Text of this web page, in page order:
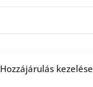
Hozzájárulás kezelése